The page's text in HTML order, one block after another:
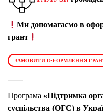
Ми допомагаємо в
грант
ЗАМОВИТИ ОФОРМЛЕННЯ
Програма «Підтримка
суспільства (ОГС) в